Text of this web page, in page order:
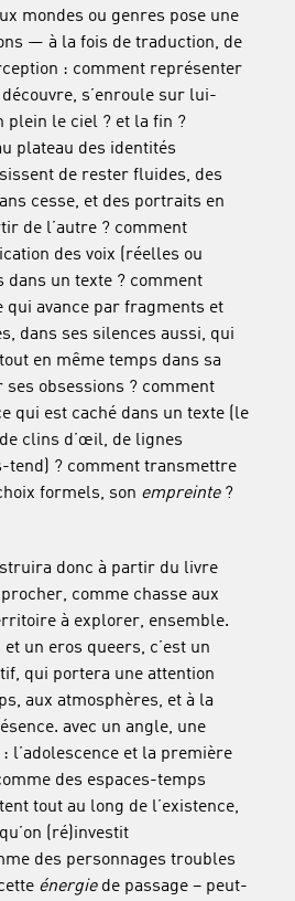
mondes ou genres pose une
— à la fois de traduction, de
: comment représenter
s’enroule sur lui-
plein le ciel ? et la fin ?
plateau des identités
de rester fluides, des
cesse, et des portraits en
de l’autre ? comment
des voix (réelles ou
dans un texte ? comment
qui avance par fragments et
dans ses silences aussi, qui
en même temps dans sa
ses obsessions ? comment
qui est caché dans un texte (le
clins d’œil, de lignes
tend) ? comment transmettre
formels, son empreinte?
donc à partir du livre
comme chasse aux
à explorer, ensemble.
un eros queers, c’est un
qui portera une attention
aux atmosphères, et à la
avec un angle, une
l’adolescence et la première
des espaces-temps
tout au long de l’existence,
(ré)investit
des personnages troubles
énergiede passage – peut-